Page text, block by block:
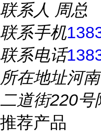
联系人 周总
联系手机
联系电话
所在地址河
二道街220号
推荐产品